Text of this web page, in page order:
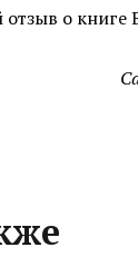
о книге